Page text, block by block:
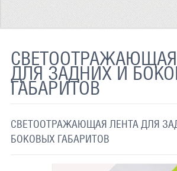
СВЕТООТРАЖАЮЩИЕ
СВЕТООТРАЖАЮЩАЯ
ДЛЯ ЗАДНИХ И
ГАБАРИТОВ
СВЕТООТРАЖАЮЩАЯ ЛЕНТА ДЛЯ
БОКОВЫХ ГАБАРИТОВ